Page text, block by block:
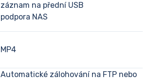
záznam na přední USB
podpora NAS
MP4
Automatické zálohování na FTP nebo